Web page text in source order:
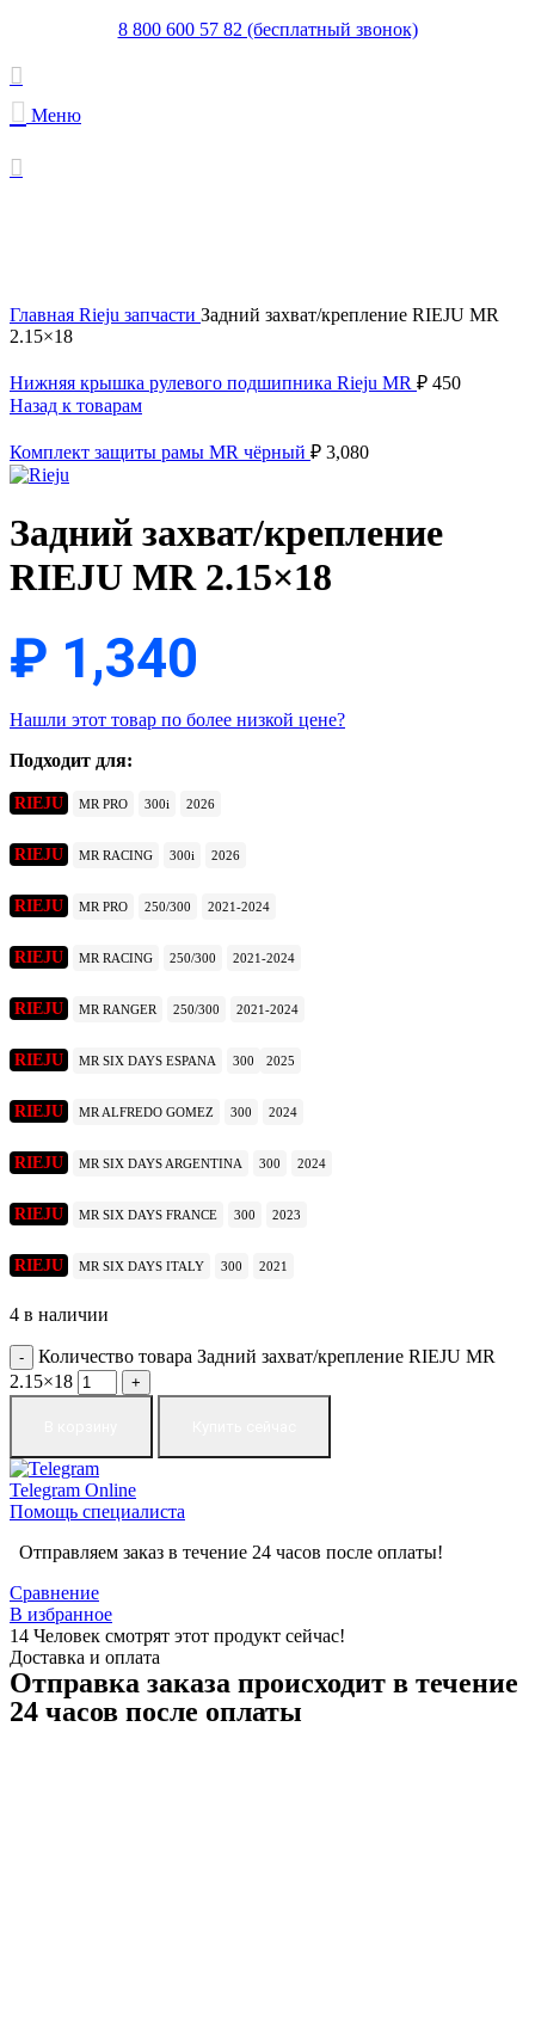
8 800 600 57 82 (бесплатный звонок)
Меню
Главная Rieju запчасти Задний захват/крепление RIEJU MR
2.15×18
Нижняя крышка рулевого подшипника Rieju MR ₽ 450
Назад к товарам
Комплект защиты рамы MR чёрный ₽ 3,080
Задний захват/крепление
RIEJU MR 2.15×18
₽ 1,340
Нашли этот товар по более низкой цене?
Подходит для:
RIEJU MR PRO 300i 2026
RIEJU MR RACING 300i 2026
RIEJU MR PRO 250/300 2021-2024
RIEJU MR RACING 250/300 2021-2024
RIEJU MR RANGER 250/300 2021-2024
RIEJU MR SIX DAYS ESPANA 300 2025
RIEJU MR ALFREDO GOMEZ 300 2024
RIEJU MR SIX DAYS ARGENTINA 300 2024
RIEJU MR SIX DAYS FRANCE 300 2023
RIEJU MR SIX DAYS ITALY 300 2021
4 в наличии
Количество товара Задний захват/крепление RIEJU MR
2.15×18
Telegram Online
Помощь специалиста
Отправляем заказ в течение 24 часов после оплаты!
Сравнение
В избранное
14 Человек смотрят этот продукт сейчас!
Доставка и оплата
Отправка заказа происходит в течение
24 часов после оплаты